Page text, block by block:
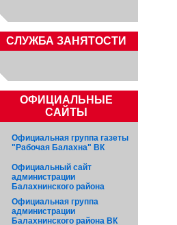
CЛУЖБА ЗАНЯТОСТИ
ОФИЦИАЛЬНЫЕ
САЙТЫ
Официальная группа газеты
"Рабочая Балахна" ВК
Официальный сайт
администрации
Балахнинского района
Официальная группа
администрации
Балахнинского района ВК